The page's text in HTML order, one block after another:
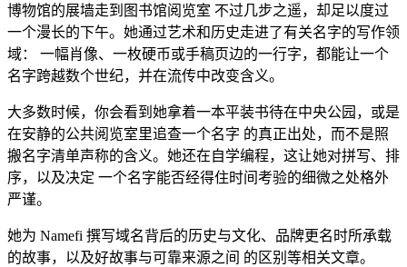
博物馆的展墙走到图书馆阅览室 不过几步之遥，却足以度过
一个漫长的下午。她通过艺术和历史走进了有关名字的写作领
域： 一幅肖像、一枚硬币或手稿页边的一行字，都能让一个
名字跨越数个世纪，并在流传中改变含义。
大多数时候，你会看到她拿着一本平装书待在中央公园，或是
在安静的公共阅览室里追查一个名字 的真正出处，而不是照
搬名字清单声称的含义。她还在自学编程，这让她对拼写、排
序，以及决定 一个名字能否经得住时间考验的细微之处格外
严谨。
她为 Namefi 撰写域名背后的历史与文化、品牌更名时所承载
的故事，以及好故事与可靠来源之间 的区别等相关文章。